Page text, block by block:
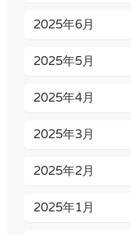
2025年6月
2025年5月
2025年4月
2025年3月
2025年2月
2025年1月